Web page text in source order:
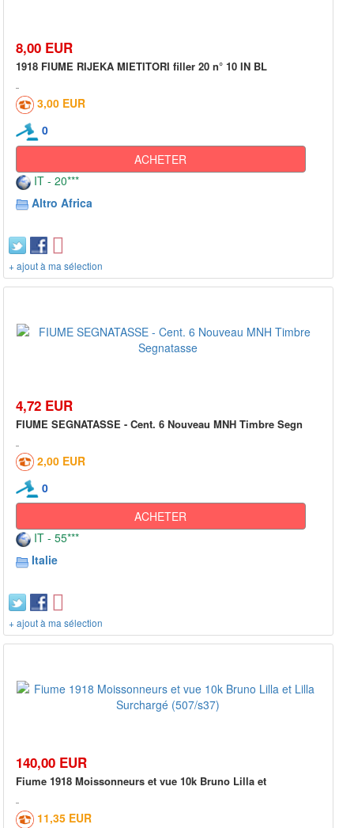
8,00 EUR
1918 FIUME RIJEKA MIETITORI filler 20 n° 10 IN BL
3,00 EUR
0
ACHETER
IT - 20***
Altro Africa
+ ajout à ma sélection
4,72 EUR
FIUME SEGNATASSE - Cent. 6 Nouveau MNH Timbre Segn
2,00 EUR
0
ACHETER
IT - 55***
Italie
+ ajout à ma sélection
140,00 EUR
Fiume 1918 Moissonneurs et vue 10k Bruno Lilla et
11,35 EUR